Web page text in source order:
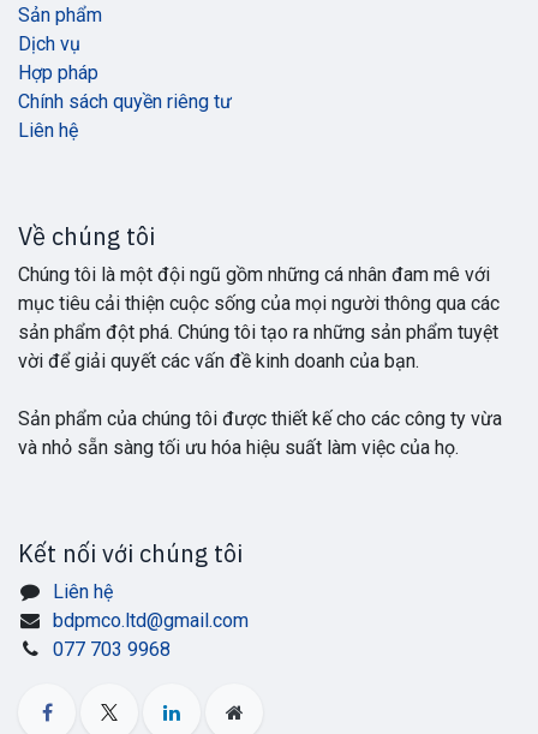
Sản phẩm
Dịch vụ
Hợp pháp
Chính sách quyền riêng tư
Liên hệ
Về chúng tôi
Chúng tôi là một đội ngũ gồm những cá nhân đam mê với
mục tiêu cải thiện cuộc sống của mọi người thông qua các
sản phẩm đột phá. Chúng tôi tạo ra những sản phẩm tuyệt
vời để giải quyết các vấn đề kinh doanh của bạn.
Sản phẩm của chúng tôi được thiết kế cho các công ty vừa
và nhỏ sẵn sàng tối ưu hóa hiệu suất làm việc của họ.
Kết nối với chúng tôi
Liên hệ
bdpmco.ltd@gmail.com
077 703 9968